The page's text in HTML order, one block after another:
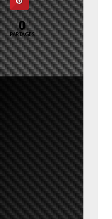
0
PARTAGES